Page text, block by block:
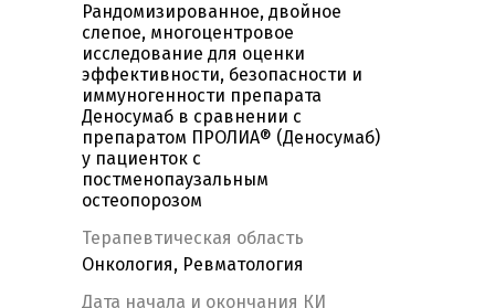
Рандомизированное, двойное
слепое, многоцентровое
исследование для оценки
эффективности, безопасности и
иммуногенности препарата
Деносумаб в сравнении с
препаратом ПРОЛИА® (Деносумаб)
у пациенток с
постменопаузальным
остеопорозом
Терапевтическая область
Онкология, Ревматология
Дата начала и окончания КИ